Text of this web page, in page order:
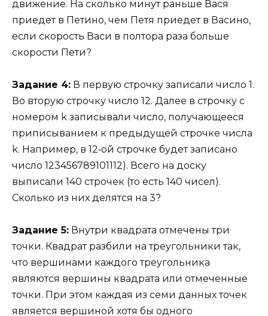
движение. На сколько минут раньше Вася
приедет в Петино, чем Петя приедет в Васино,
если скорость Васи в полтора раза больше
скорости Пети?
Задание 4: В первую строчку записали число 1.
Во вторую строчку число 12. Далее в строчку c
номером k записывали число, получающееся
приписыванием к предыдущей строчке числа
k. Например, в 12‑ой строчке будет записано
число 123456789101112). Всего на доску
выписали 140 строчек (то есть 140 чисел).
Сколько из них делятся на 3?
Задание 5: Внутри квадрата отмечены три
точки. Квадрат разбили на треугольники так,
что вершинами каждого треугольника
являются вершины квадрата или отмеченные
точки. При этом каждая из семи данных точек
является вершиной хотя бы одного